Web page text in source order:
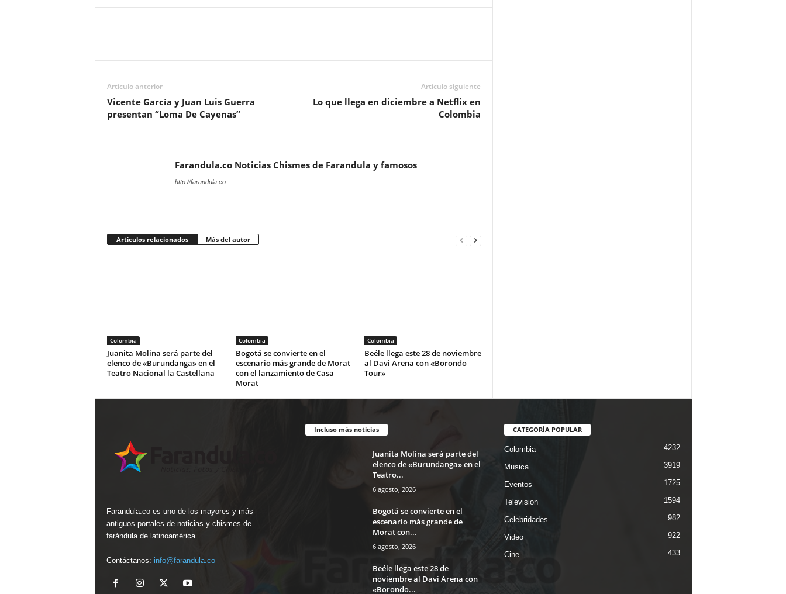
Artículo anterior
Vicente García y Juan Luis Guerra
presentan “Loma De Cayenas”
Artículo siguiente
Lo que llega en diciembre a Netflix en
Colombia
Farandula.co Noticias Chismes de Farandula y famosos
http://farandula.co
Artículos relacionados Más del autor
Colombia
Juanita Molina será parte del
elenco de «Burundanga» en el
Teatro Nacional la Castellana
Colombia
Bogotá se convierte en el
escenario más grande de Morat
con el lanzamiento de Casa
Morat
Colombia
Beéle llega este 28 de noviembre
al Davi Arena con «Borondo
Tour»
Farandula.co es uno de los mayores y más
antiguos portales de noticias y chismes de
farándula de latinoamérica.
Contáctanos: info@farandula.co
Incluso más noticias
Juanita Molina será parte del
elenco de «Burundanga» en el
Teatro...
6 agosto, 2026
Bogotá se convierte en el
escenario más grande de
Morat con...
6 agosto, 2026
Beéle llega este 28 de
noviembre al Davi Arena con
«Borondo...
CATEGORÍA POPULAR
Colombia 4232
Musica 3919
Eventos 1725
Television 1594
Celebridades 982
Video 922
Cine 433